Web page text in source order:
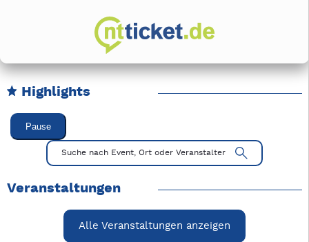
Highlights
Karussell Veranstaltungen überspringen
Pause
Mit Tab zu den Steuerelementen wechseln. Mit Pfeiltasten
Suche nach Event, Ort oder Veranstalter
Veranstaltungen
Alle Veranstaltungen anzeigen